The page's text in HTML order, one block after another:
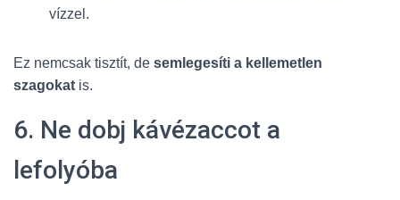
vízzel.
Ez nemcsak tisztít, de semlegesíti a kellemetlen
szagokat is.
6. Ne dobj kávézaccot a
lefolyóba